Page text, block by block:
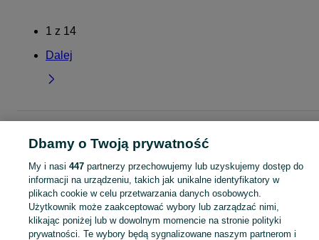
1 z 14
Dalej
Bluzki - Sosnowiec
KATEGORIA
ubranko do chrztu dla chłopca , ubranko do chrztu dla dziewczynki ,ubranko
Zobacz
Dbamy o Twoją prywatność
My i nasi 447partnerzy przechowujemy lub uzyskujemy dostęp do
informacji na urządzeniu, takich jak unikalne identyfikatory w
plikach cookie w celu przetwarzania danych osobowych.
Użytkownik może zaakceptować wybory lub zarządzać nimi,
klikając poniżej lub w dowolnym momencie na stronie polityki
prywatności. Te wybory będą sygnalizowane naszym partnerom i